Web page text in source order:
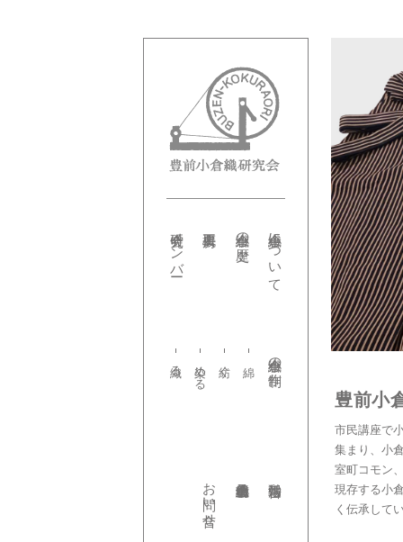
小倉織について
小倉織の歴史
研究会メンバー
小倉織の制作
紡ぐ
染める
織る
お問い合せ
豊前小
市民講座で
集まり、小
室町コモン
現存する小
く伝承して